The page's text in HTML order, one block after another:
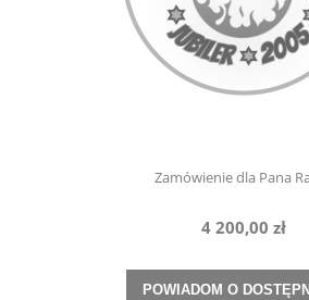
Zamówienie dla Pana
4 200,00 zł
POWIADOM O